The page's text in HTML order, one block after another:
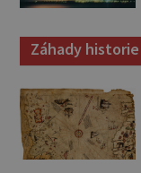
Záhady historie